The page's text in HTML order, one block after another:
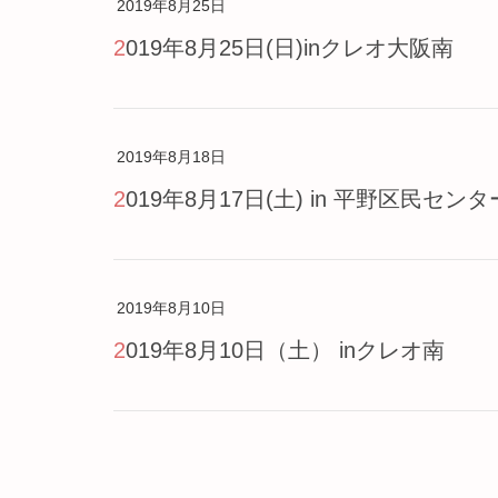
2019年8月25日
2019年8月25日(日)inクレオ大阪南
2019年8月18日
2019年8月17日(土) in 平野区民センタ
2019年8月10日
2019年8月10日（土） inクレオ南